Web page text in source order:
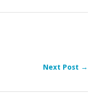
Next Post →